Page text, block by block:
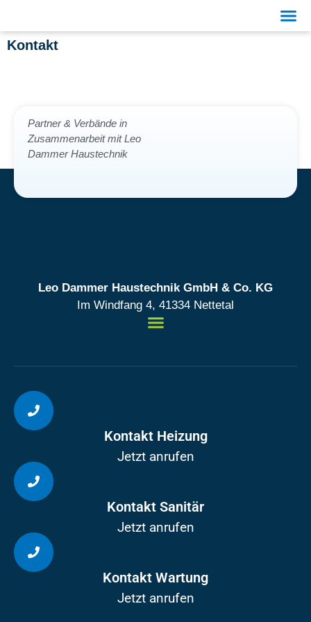
Kontakt
Partner & Verbände in
Zusammenarbeit mit Leo
Dammer Haustechnik
Leo Dammer Haustechnik GmbH & Co. KG
Im Windfang 4, 41334 Nettetal
Kontakt Heizung
Jetzt anrufen
Kontakt Sanitär
Jetzt anrufen
Kontakt Wartung
Jetzt anrufen